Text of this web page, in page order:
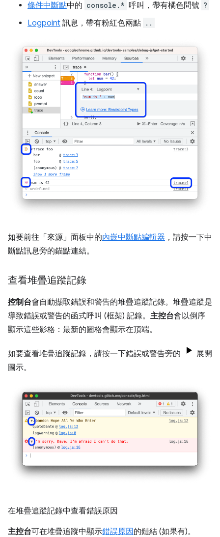
條件中斷點中的 console.* 呼叫，帶有橘色問號 ?
Logpoint 訊息，帶有粉紅色兩點 ..
如要前往「來源」 面板中的內嵌中斷點編輯器 ，請按一下中
斷點訊息旁的錨點連結。
查看堆疊追蹤記錄
控制台會自動擷取錯誤和警告的堆疊追蹤記錄。堆疊追蹤是
導致錯誤或警告的函式呼叫 (框架) 記錄。 主控台會以倒序
顯示這些影格：最新的圖格會顯示在頂端。
如要查看堆疊追蹤記錄，請按一下錯誤或警告旁的
展開
圖示。
在堆疊追蹤記錄中查看錯誤原因
主控台可在堆疊追蹤中顯示錯誤原因的鏈結 (如果有)。